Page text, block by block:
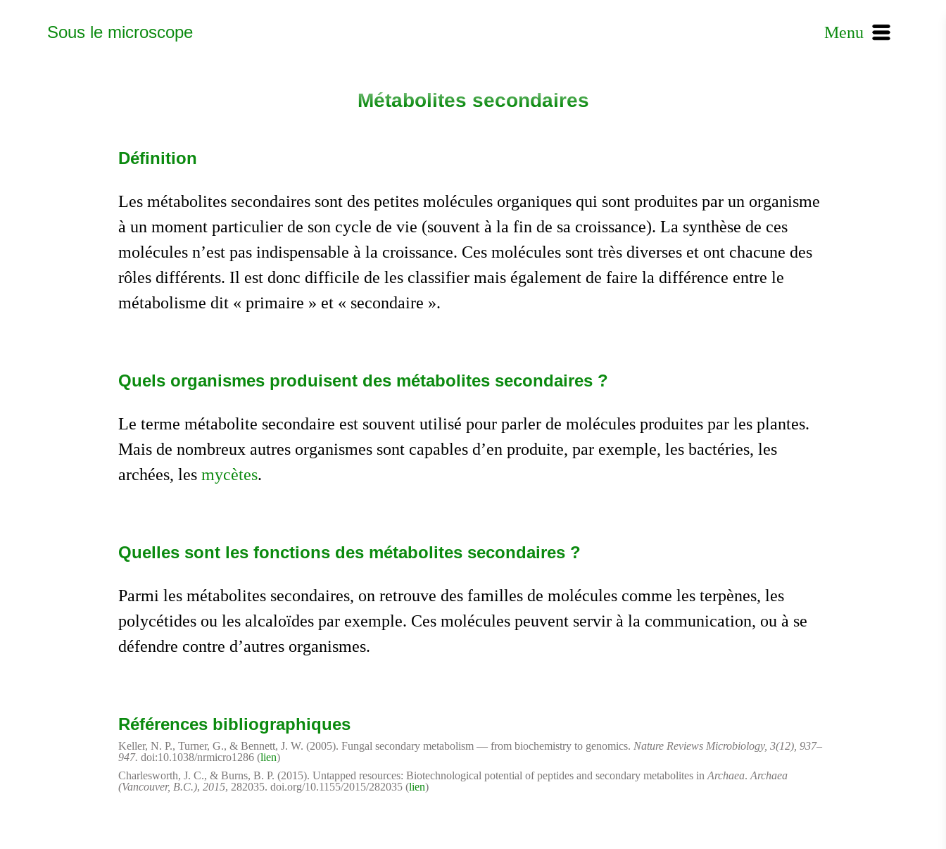
Sous le microscope Menu
Métabolites secondaires
Définition
Les métabolites secondaires sont des petites molécules organiques qui sont produites par un organisme
à un moment particulier de son cycle de vie (souvent à la fin de sa croissance). La synthèse de ces
molécules n’est pas indispensable à la croissance. Ces molécules sont très diverses et ont chacune des
rôles différents. Il est donc difficile de les classifier mais également de faire la différence entre le
métabolisme dit « primaire » et « secondaire ».
Quels organismes produisent des métabolites secondaires ?
Le terme métabolite secondaire est souvent utilisé pour parler de molécules produites par les plantes.
Mais de nombreux autres organismes sont capables d’en produite, par exemple, les bactéries, les
archées, les mycètes.
Quelles sont les fonctions des métabolites secondaires ?
Parmi les métabolites secondaires, on retrouve des familles de molécules comme les terpènes, les
polycétides ou les alcaloïdes par exemple. Ces molécules peuvent servir à la communication, ou à se
défendre contre d’autres organismes.
Références bibliographiques
Keller, N. P., Turner, G., & Bennett, J. W. (2005). Fungal secondary metabolism — from biochemistry to genomics. Nature Reviews Microbiology, 3(12), 937–
947. doi:10.1038/nrmicro1286 (lien)
Charlesworth, J. C., & Burns, B. P. (2015). Untapped resources: Biotechnological potential of peptides and secondary metabolites in Archaea. Archaea
(Vancouver, B.C.), 2015, 282035. doi.org/10.1155/2015/282035 (lien)